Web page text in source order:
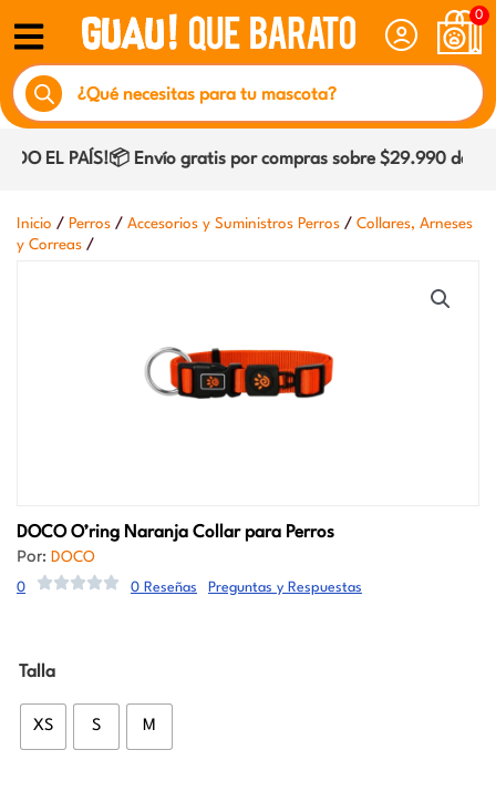
contenido
0
Búsqueda
de
productos
EL PAÍS!📦 Envío gratis por compras sobre $29.990 dentro
Inicio / Perros / Accesorios y Suministros Perros / Collares, Arneses
y Correas /
DOCOO’ring Naranja Collar para Perros
Por: DOCO
0 0 Reseñas Preguntas y Respuestas
Talla
XS S M
Collar
para
Perros